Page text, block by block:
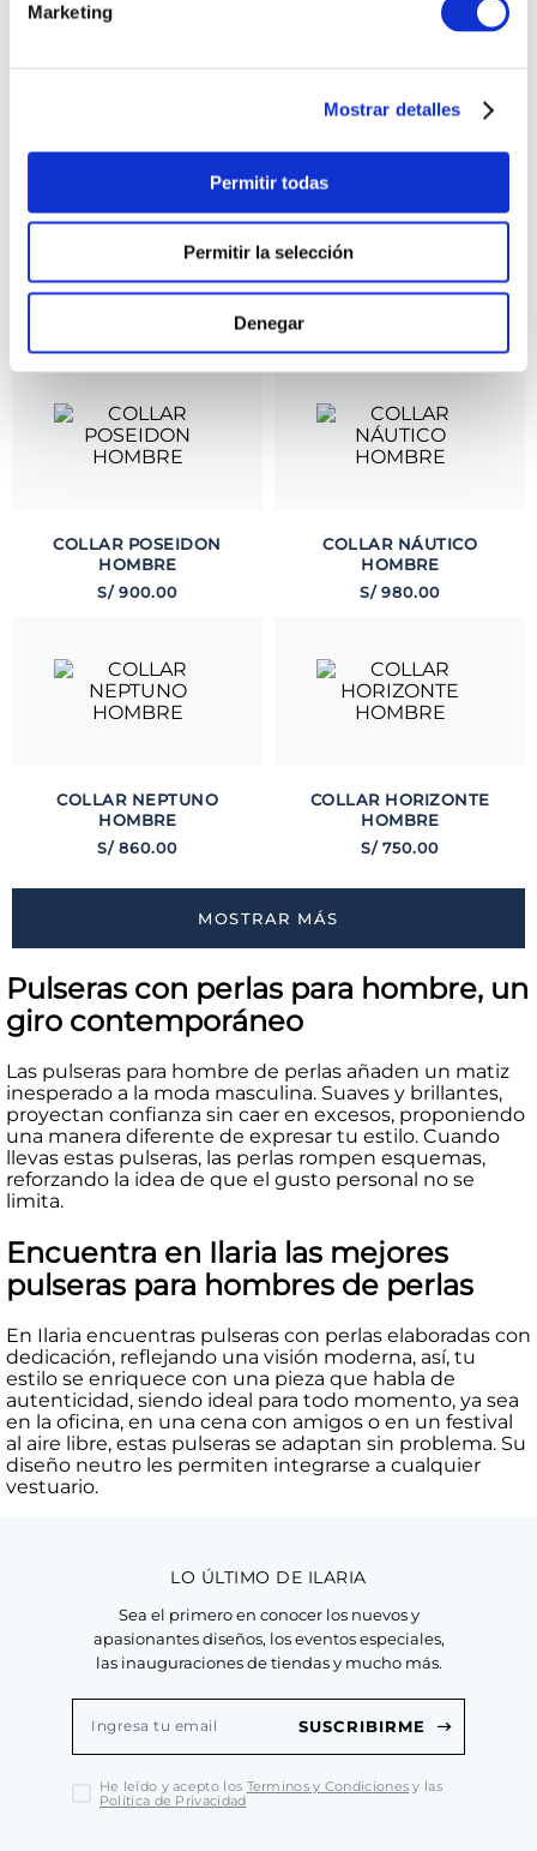
Marketing
Mostrar detalles
Permitir todas
Permitir la selección
Denegar
COLLAR REGATA
COLLAR CRUZ
HOMBRE
COLLAR POSEIDON
HOMBRE
S/ 900.00
COLLAR NÁUTICO
HOMBRE
S/ 980.00
COLLAR NEPTUNO
HOMBRE
S/ 860.00
COLLAR HORIZONTE
HOMBRE
S/ 750.00
MOSTRAR MÁS
Pulseras con perlas para hombre, un
giro contemporáneo
Las pulseras para hombre de perlas añaden un matiz
inesperado a la moda masculina. Suaves y brillantes,
proyectan confianza sin caer en excesos, proponiendo
una manera diferente de expresar tu estilo. Cuando
llevas estas pulseras, las perlas rompen esquemas,
reforzando la idea de que el gusto personal no se
limita.
Encuentra en Ilaria las mejores
pulseras para hombres de perlas
En Ilaria encuentras pulseras con perlas elaboradas con
dedicación, reflejando una visión moderna, así, tu
estilo se enriquece con una pieza que habla de
autenticidad, siendo ideal para todo momento, ya sea
en la oficina, en una cena con amigos o en un festival
al aire libre, estas pulseras se adaptan sin problema. Su
diseño neutro les permiten integrarse a cualquier
vestuario.
LO ÚLTIMO DE ILARIA
Sea el primero en conocer los nuevos y
apasionantes diseños, los eventos especiales,
las inauguraciones de tiendas y mucho más.
SUSCRIBIRME
He leído y acepto los Terminos y Condiciones y las
Política de Privacidad